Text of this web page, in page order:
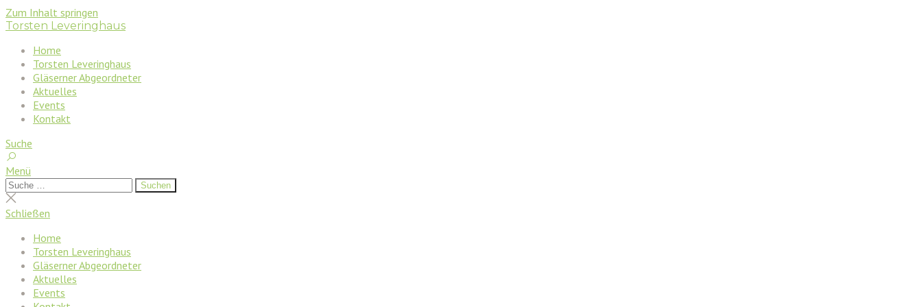
Zum Inhalt springen
Torsten Leveringhaus
Home
Torsten Leveringhaus
Gläserner Abgeordneter
Aktuelles
Events
Kontakt
Suche
Menü
Suchen
nach:
Suchen
Suche
schließen
Schließen
Home
Torsten Leveringhaus
Gläserner Abgeordneter
Aktuelles
Events